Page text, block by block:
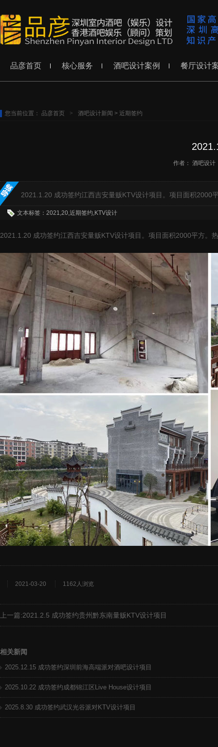
品彦首页 核心服务 酒吧设计案例 餐厅设计
您当前位置： 品彦首页 > 酒吧设计新闻 > 近期签约
作者： 酒吧设计
2021.1.20 成功签约江西吉安量贩KTV设计项目。项目面积2000
文本标签：2021,20,近期签约,KTV设计
2021.1.20 成功签约江西吉安量贩KTV设计项目。项目面积2000平方。
2021-03-20 1162人浏览
上一篇:2021.2.5 成功签约贵州黔东南量贩KTV设计项目
相关新闻
2025.12.15 成功签约深圳前海高端派对酒吧设计项目
2025.10.22 成功签约成都锦江区Live House设计项目
2025.8.30 成功签约武汉光谷派对KTV设计项目